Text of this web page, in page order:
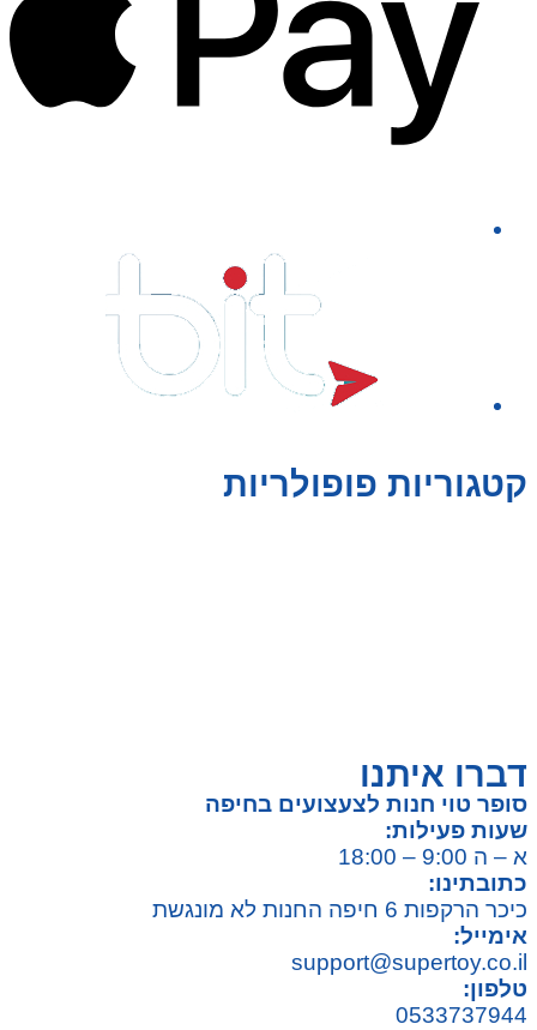
קטגוריות פופולריות
דברו איתנו
סופר טוי חנות לצעצועים בחיפה
שעות פעילות:
א – ה 9:00 – 18:00
כתובתינו:
כיכר הרקפות 6 חיפה החנות לא מונגשת
אימייל:
support@supertoy.co.il
טלפון:
0533737944